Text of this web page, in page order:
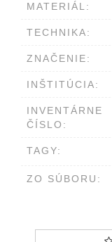
MATERIÁL:
TECHNIKA:
ZNAČENIE:
INŠTITÚCIA:
INVENTÁRNE
ČÍSLO:
TAGY:
ZO SÚBORU: